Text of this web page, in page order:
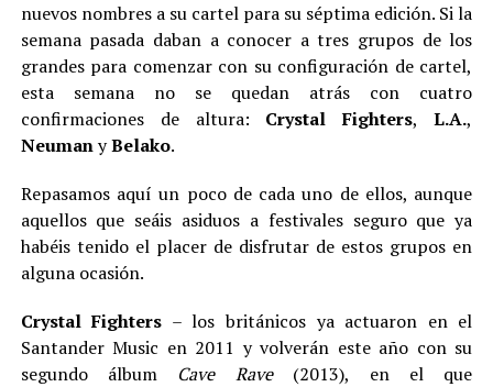
nuevos nombres a su cartel para su séptima edición. Si la
semana pasada daban a conocer a tres grupos de los
grandes para comenzar con su configuración de cartel,
esta semana no se quedan atrás con cuatro
confirmaciones de altura: Crystal Fighters,L.A.,
NeumanyBelako.
Repasamos aquí un poco de cada uno de ellos, aunque
aquellos que seáis asiduos a festivales seguro que ya
habéis tenido el placer de disfrutar de estos grupos en
alguna ocasión.
Crystal Fighters – los británicos ya actuaron en el
Santander Music en 2011 y volverán este año con su
segundo álbum Cave Rave(2013), en el que